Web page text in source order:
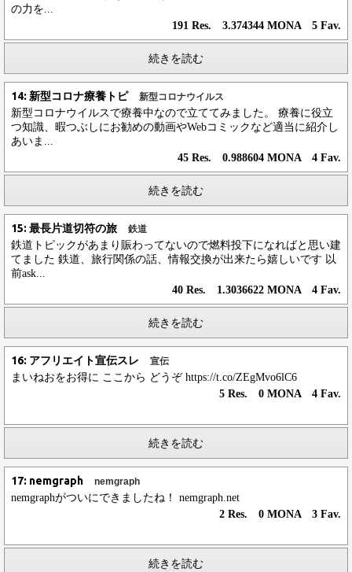
の力を...
191 Res. 3.374344 MONA 5 Fav.
続きを読む
14: 新型コロナ療養トピ 新型コロナウイルス
新型コロナウイルスで療養中なので立ててみました。 療養に役立
つ知識、暇つぶしにお勧めの動画やWebコミックなど適当に紹介し
あいま...
45 Res. 0.988604 MONA 4 Fav.
続きを読む
15: 最長片道切符の旅 鉄道
鉄道トピックがあまり賑わってないので燃料投下になればと思い建
てました 鉄道、旅行関係の話、情報交換が出来たら嬉しいです 以
前ask...
40 Res. 1.3036622 MONA 4 Fav.
続きを読む
16: アフリエイト宣伝スレ 宣伝
まいねおをお得に ここから どうぞ https://t.co/ZEgMvo6lC6
5 Res. 0 MONA 4 Fav.
続きを読む
17: nemgraph nemgraph
nemgraphがついにできましたね！ nemgraph.net
2 Res. 0 MONA 3 Fav.
続きを読む